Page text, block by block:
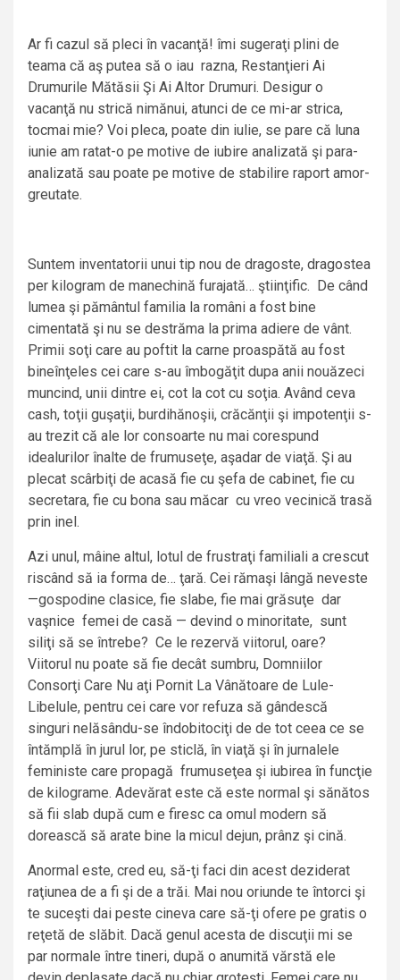
Ar fi cazul să pleci în vacanţă! îmi sugeraţi plini de
teama că aş putea să o iau razna, Restanţieri Ai
Drumurile Mătăsii Şi Ai Altor Drumuri. Desigur o
vacanţă nu strică nimănui, atunci de ce mi-ar strica,
tocmai mie? Voi pleca, poate din iulie, se pare că luna
iunie am ratat-o pe motive de iubire analizată şi para-
analizată sau poate pe motive de stabilire raport amor-
greutate.
Suntem inventatorii unui tip nou de dragoste, dragostea
per kilogram de manechină furajată… ştiinţific. De când
lumea şi pământul familia la români a fost bine
cimentată şi nu se destrăma la prima adiere de vânt.
Primii soţi care au poftit la carne proaspătă au fost
bineînţeles cei care s-au îmbogăţit dupa anii nouăzeci
muncind, unii dintre ei, cot la cot cu soţia. Având ceva
cash, toţii guşaţii, burdihănoşii, crăcănţii şi impotenţii s-
au trezit că ale lor consoarte nu mai corespund
idealurilor înalte de frumuseţe, aşadar de viaţă. Şi au
plecat scârbiţi de acasă fie cu şefa de cabinet, fie cu
secretara, fie cu bona sau măcar cu vreo vecinică trasă
prin inel.
Azi unul, mâine altul, lotul de frustraţi familiali a crescut
riscând să ia forma de… ţară. Cei rămaşi lângă neveste
—gospodine clasice, fie slabe, fie mai grăsuţe dar
vaşnice femei de casă — devind o minoritate, sunt
siliţi să se întrebe? Ce le rezervă viitorul, oare?
Viitorul nu poate să fie decât sumbru, Domniilor
Consorţi Care Nu aţi Pornit La Vânătoare de Lule-
Libelule, pentru cei care vor refuza să gândescă
singuri nelăsându-se îndobitociţi de de tot ceea ce se
întămplă în jurul lor, pe sticlă, în viaţă şi în jurnalele
feministe care propagă frumuseţea şi iubirea în funcţie
de kilograme. Adevărat este că este normal şi sănătos
să fii slab după cum e firesc ca omul modern să
dorească să arate bine la micul dejun, prânz şi cină.
Anormal este, cred eu, să-ţi faci din acest deziderat
raţiunea de a fi şi de a trăi. Mai nou oriunde te întorci şi
te suceşti dai peste cineva care să-ţi ofere pe gratis o
reţetă de slăbit. Dacă genul acesta de discuţii mi se
par normale între tineri, după o anumită vărstă ele